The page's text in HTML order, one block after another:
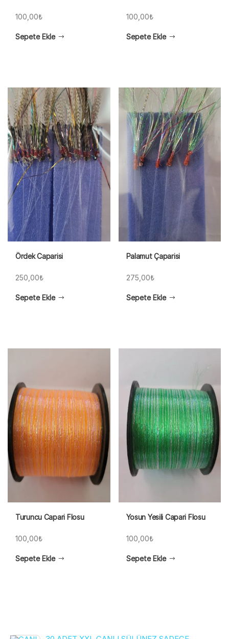
100,00₺
Sepete Ekle
100,00₺
Sepete Ekle
Ördek Caparisi
250,00₺
Sepete Ekle
Palamut Çaparisi
275,00₺
Sepete Ekle
Turuncu Capari Flosu
100,00₺
Sepete Ekle
Yosun Yesili Capari Flosu
100,00₺
Sepete Ekle